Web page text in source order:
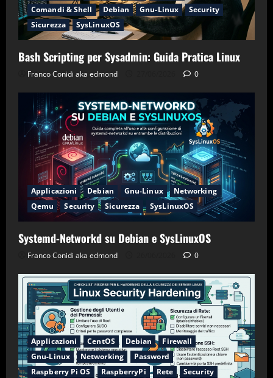
Comandi & Shell
Debian Gnu-Linux
Security
Sicurezza
SysLinuxOS
Bash Scripting per Sysadmin: Guida Pratica Linux
Franco Conidi aka edmond 0
Applicazioni Debian Gnu-Linux
Networking
Qemu
Security Sicurezza SysLinuxOS
Systemd-Networkd su Debian e SysLinuxOS
Franco Conidi aka edmond 0
Applicazioni CentOS Debian
Firewall
Gnu-Linux
Networking
Password
Raspberry Pi OS
RaspberryPi Rete
Security